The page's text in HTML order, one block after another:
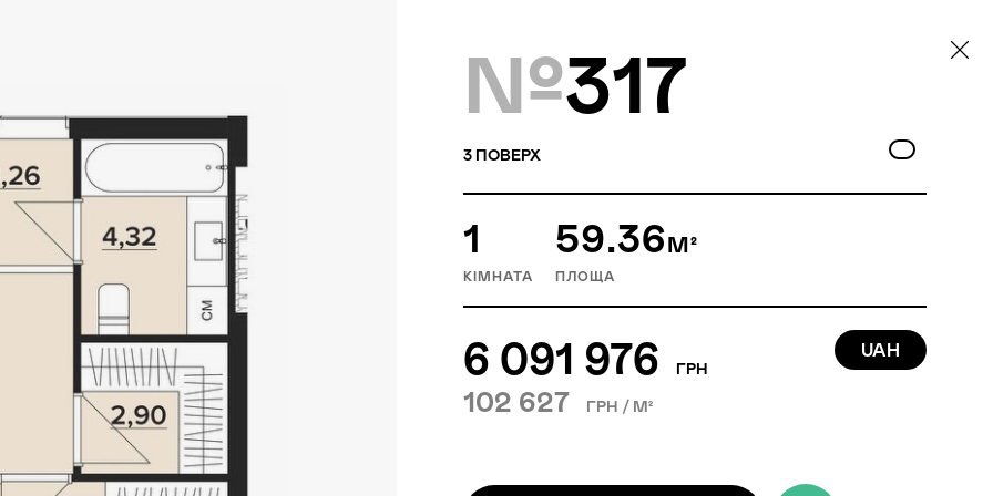
№317
3 ПОВЕРХ
1
КІМНАТА
59.36М²
ПЛОЩА
6 091 976 ГРН
102 627 ГРН / М²
UAH